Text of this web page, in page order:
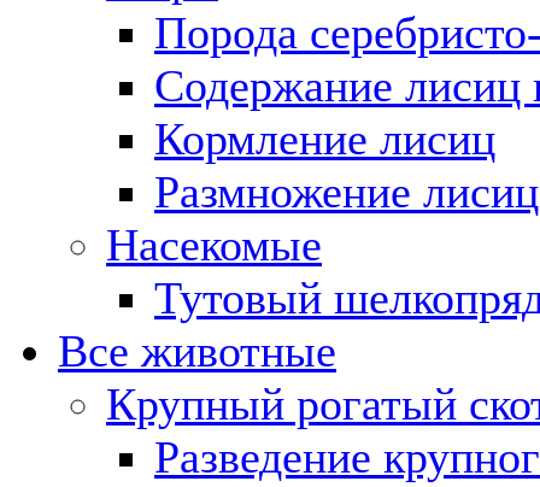
Порода
Содержание лисиц
Кормление лисиц
Размножение лисиц
Насекомые
Тутовый
Все животные
Крупный рогатый
Разведение